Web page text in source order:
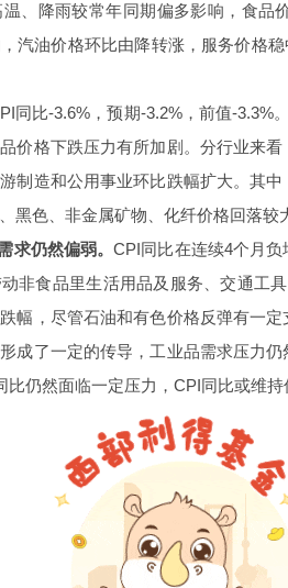
、降雨较常年同期偏多影响，食品
汽油价格环比由降转涨，服务价格
同比-3.6%，预期-3.2%，前值-3.3%
价格下跌压力有所加剧。分行业来
制造和公用事业环比跌幅扩大。其
黑色、非金属矿物、化纤价格回落
求仍然偏弱。CPI同比在连续4个月
非食品里生活用品及服务、交通工
幅，尽管石油和有色价格反弹有一
成了一定的传导，工业品需求压力
比仍然面临一定压力，CPI同比或维